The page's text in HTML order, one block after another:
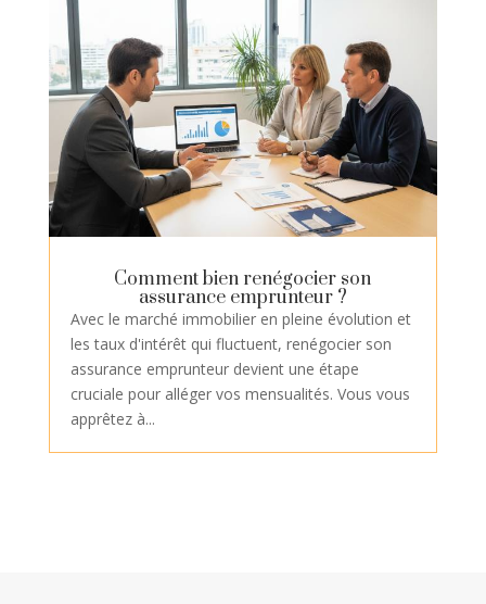
Comment bien renégocier son
assurance emprunteur ?
Avec le marché immobilier en pleine évolution et
les taux d'intérêt qui fluctuent, renégocier son
assurance emprunteur devient une étape
cruciale pour alléger vos mensualités. Vous vous
apprêtez à...